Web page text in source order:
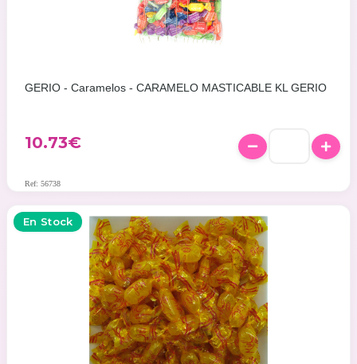
GERIO - Caramelos - CARAMELO MASTICABLE KL GERIO
10.73€
Ref: 56738
En Stock